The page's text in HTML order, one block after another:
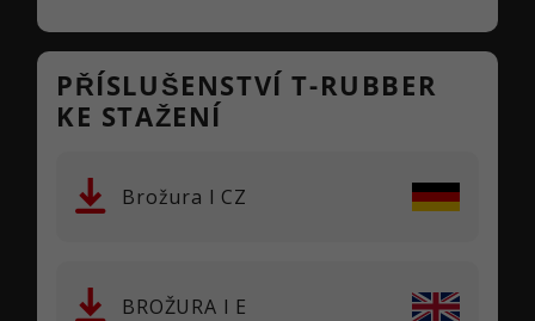
PŘÍSLUŠENSTVÍ T-RUBBER
KE STAŽENÍ
Brožura I CZ
BROŽURA I E